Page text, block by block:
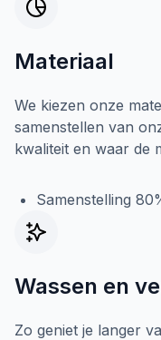
Materiaal
We kiezen onze
samenstellen van
kwaliteit en waar de
Samenstelling
Wassen en
Zo geniet je langer